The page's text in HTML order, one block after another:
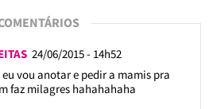
24/06/2015 - 14h52
vou anotar e pedir a mamis pra
faz milagres hahahahaha